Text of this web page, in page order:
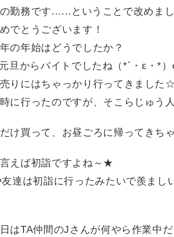
勤務です......ということで改めま
でとうございます！
の年始はどうでしたか？
旦からバイトでしたね（*´・ε・*
りにはちゃっかり行ってきました
に行ったのですが、そこらじゅう
け買って、お昼ごろに帰ってきち
えば初詣ですよね～★
達は初詣に行ったみたいで羨まし
はTA仲間のJさんが何やら作業中